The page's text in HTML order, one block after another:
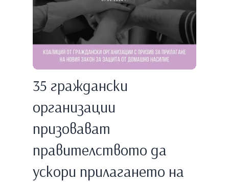
35 граждански
организации
призовават
правителството да
ускори прилагането на